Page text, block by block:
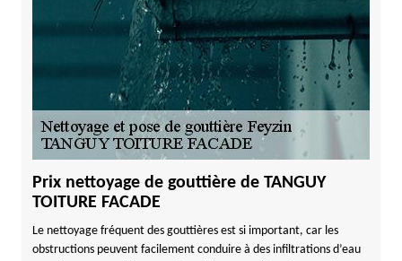
Prix nettoyage de gouttière de TANGUY
TOITURE FACADE
Le nettoyage fréquent des gouttières est si important, car les
obstructions peuvent facilement conduire à des infiltrations d’eau